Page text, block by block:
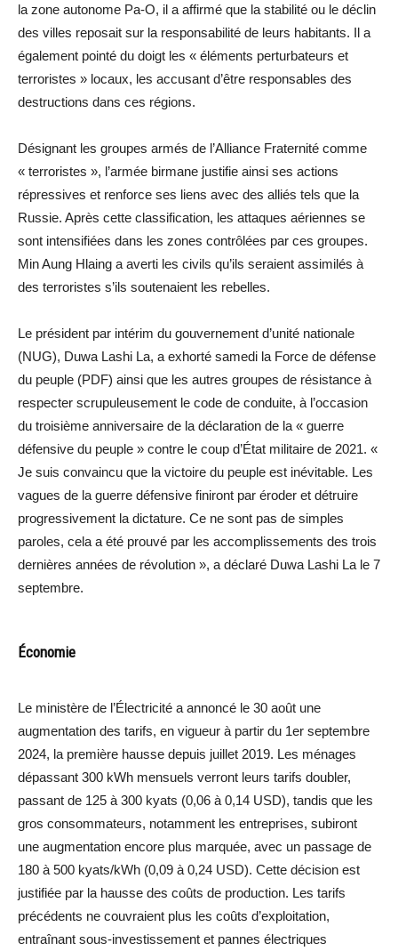
la zone autonome Pa-O, il a affirmé que la stabilité ou le déclin
des villes reposait sur la responsabilité de leurs habitants. Il a
également pointé du doigt les « éléments perturbateurs et
terroristes » locaux, les accusant d’être responsables des
destructions dans ces régions.
Désignant les groupes armés de l’Alliance Fraternité comme
« terroristes », l’armée birmane justifie ainsi ses actions
répressives et renforce ses liens avec des alliés tels que la
Russie. Après cette classification, les attaques aériennes se
sont intensifiées dans les zones contrôlées par ces groupes.
Min Aung Hlaing a averti les civils qu’ils seraient assimilés à
des terroristes s’ils soutenaient les rebelles.
Le président par intérim du gouvernement d’unité nationale
(NUG), Duwa Lashi La, a exhorté samedi la Force de défense
du peuple (PDF) ainsi que les autres groupes de résistance à
respecter scrupuleusement le code de conduite, à l’occasion
du troisième anniversaire de la déclaration de la « guerre
défensive du peuple » contre le coup d’État militaire de 2021. «
Je suis convaincu que la victoire du peuple est inévitable. Les
vagues de la guerre défensive finiront par éroder et détruire
progressivement la dictature. Ce ne sont pas de simples
paroles, cela a été prouvé par les accomplissements des trois
dernières années de révolution », a déclaré Duwa Lashi La le 7
septembre.
Économie
Le ministère de l’Électricité a annoncé le 30 août une
augmentation des tarifs, en vigueur à partir du 1er septembre
2024, la première hausse depuis juillet 2019. Les ménages
dépassant 300 kWh mensuels verront leurs tarifs doubler,
passant de 125 à 300 kyats (0,06 à 0,14 USD), tandis que les
gros consommateurs, notamment les entreprises, subiront
une augmentation encore plus marquée, avec un passage de
180 à 500 kyats/kWh (0,09 à 0,24 USD). Cette décision est
justifiée par la hausse des coûts de production. Les tarifs
précédents ne couvraient plus les coûts d’exploitation,
entraînant sous-investissement et pannes électriques